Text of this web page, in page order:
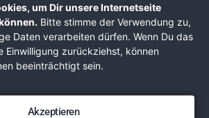
um Dir unsere Internetseite
Bitte stimme der Verwendung zu,
Daten verarbeiten dürfen. Wenn Du das
Einwilligung zurückziehst, können
beeinträchtigt sein.
Akzeptieren
liegt auf der Integration von körperorientierten,
und traumasensiblen Prozessen, wobei das
die Basis bildet als auch durch EFT-
bereichert wird.